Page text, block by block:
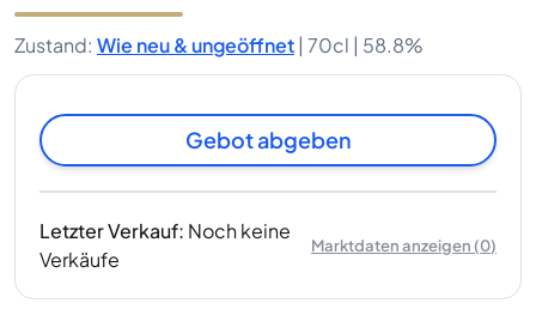
Zustand: Wie neu & ungeöffnet | 70cl | 58.8%
Gebot abgeben
Letzter Verkauf: Noch keine
Verkäufe
Marktdaten anzeigen(0)